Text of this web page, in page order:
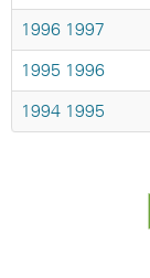
1996-1997
1995-1996
1994-1995